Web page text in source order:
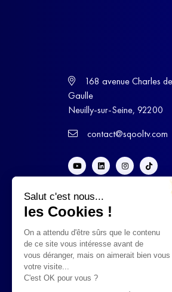
Salut c'est nous...
les Cookies !
On a attendu d'être sûrs que le contenu
de ce site vous intéresse avant de
vous déranger, mais on aimerait bien
votre visite...
C'est OK pour vous ?
168 avenue Charles de
Gaulle
Neuilly-sur-Seine, 92200
contact@sqooltv.com